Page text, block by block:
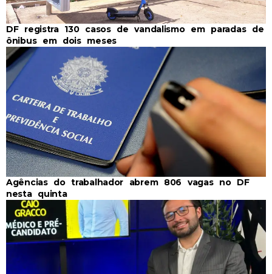
DF registra 130 casos de vandalismo em paradas de
ônibus em dois meses
Agências do trabalhador abrem 806 vagas no DF
nesta quinta